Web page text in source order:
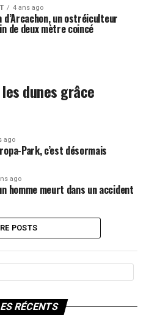
4 ans ago
d’Arcachon, un ostréiculteur
de deux mètre coincé
dunes grâce
ago
Park, c’est désormais
ago
homme meurt dans un accident
POSTS
RÉCENTS